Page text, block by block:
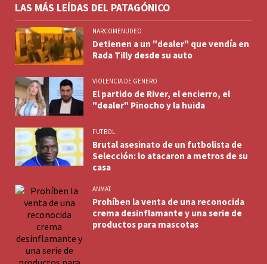
LAS MÁS LEÍDAS DEL PATAGÓNICO
NARCOMENUDEO
Detienen a un "dealer" que vendía en
Rada Tilly desde su auto
VIOLENCIA DE GENERO
El partido de River, el encierro, el
"dealer" Pinocho y la huida
FUTBOL
Brutal asesinato de un futbolista de
Selección: lo atacaron a metros de su
casa
ANMAT
Prohíben la venta de una reconocida
crema desinflamante y una serie de
productos para mascotas